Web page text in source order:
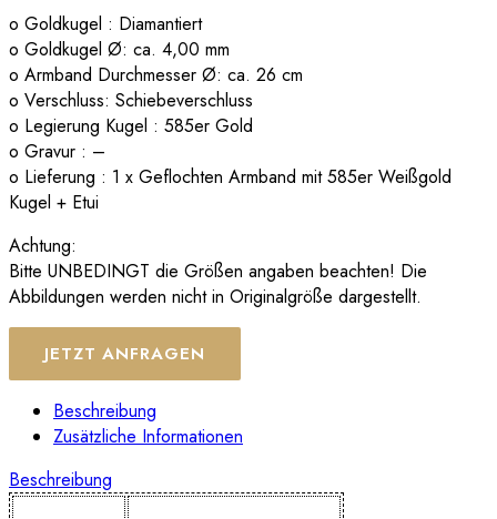
o Goldkugel : Diamantiert
o Goldkugel Ø: ca. 4,00 mm
o Armband Durchmesser Ø: ca. 26 cm
o Verschluss: Schiebeverschluss
o Legierung Kugel : 585er Gold
o Gravur : –
o Lieferung : 1 x Geflochten Armband mit 585er Weißgold
Kugel + Etui
Achtung:
Bitte UNBEDINGT die Größen angaben beachten! Die
Abbildungen werden nicht in Originalgröße dargestellt.
JETZT ANFRAGEN
Beschreibung
Zusätzliche Informationen
Beschreibung